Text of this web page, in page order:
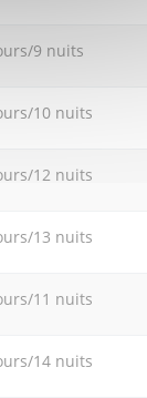
9 nuits
10 nuits
12 nuits
13 nuits
11 nuits
14 nuits